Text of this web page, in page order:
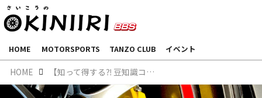
HOME MOTORSPORTS TANZO CLUB イベント
HOME 【知って得する⁈ 豆知識コラム⑭】TPMS